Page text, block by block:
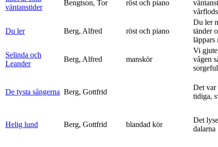
väntanstider
Bengtson, Tor röst och piano
Du ler Berg, Alfred röst och piano
Du ler
tänder
läppars
Selinda och
Leander
Berg, Alfred manskör
Vi
vågen
De tysta sångerna Berg, Gottfrid
Det var
tidiga,
Helig lund Berg, Gottfrid blandad kör
Det
dalarna